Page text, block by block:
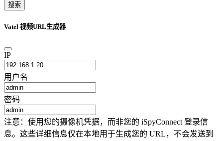
搜索
Vatel 视频URL生成器
IP
用户名
密码
注意：使用您的摄像机凭据，而非您的 iSpyConnect 登录信
息。这些详细信息仅在本地用于生成您的 URL，不会发送到